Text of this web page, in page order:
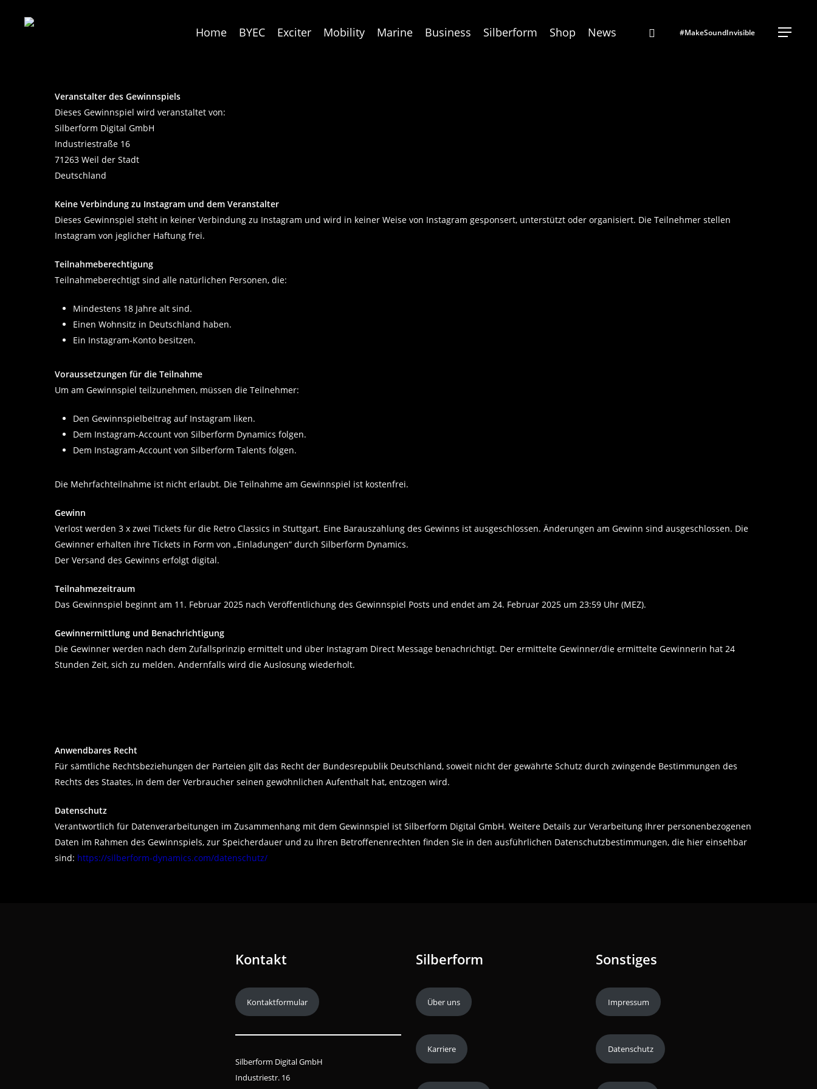
Home BYEC Exciter Mobility Marine Business Silberform Shop News instagram#MakeSoundInvisible Menu
Veranstalter des Gewinnspiels
Dieses Gewinnspiel wird veranstaltet von:
Silberform Digital GmbH
Industriestraße 16
71263 Weil der Stadt
Deutschland
Keine Verbindung zu Instagram und dem Veranstalter
Dieses Gewinnspiel steht in keiner Verbindung zu Instagram und wird in keiner Weise von Instagram gesponsert, unterstützt oder organisiert. Die Teilnehmer stellen
Instagram von jeglicher Haftung frei.
Teilnahmeberechtigung
Teilnahmeberechtigt sind alle natürlichen Personen, die:
Mindestens 18 Jahre alt sind.
Einen Wohnsitz in Deutschland haben.
Ein Instagram-Konto besitzen.
Voraussetzungen für die Teilnahme
Um am Gewinnspiel teilzunehmen, müssen die Teilnehmer:
Den Gewinnspielbeitrag auf Instagram liken.
Dem Instagram-Account von Silberform Dynamics folgen.
Dem Instagram-Account von Silberform Talents folgen.
Die Mehrfachteilnahme ist nicht erlaubt. Die Teilnahme am Gewinnspiel ist kostenfrei.
Gewinn
Verlost werden 3 x zwei Tickets für die Retro Classics in Stuttgart. Eine Barauszahlung des Gewinns ist ausgeschlossen. Änderungen am Gewinn sind ausgeschlossen. Die
Gewinner erhalten ihre Tickets in Form von „Einladungen“ durch Silberform Dynamics.
Der Versand des Gewinns erfolgt digital.
Teilnahmezeitraum
Das Gewinnspiel beginnt am 11. Februar 2025 nach Veröffentlichung des Gewinnspiel Posts und endet am 24. Februar 2025 um 23:59 Uhr (MEZ).
Gewinnermittlung und Benachrichtigung
Die Gewinner werden nach dem Zufallsprinzip ermittelt und über Instagram Direct Message benachrichtigt. Der ermittelte Gewinner/die ermittelte Gewinnerin hat 24
Stunden Zeit, sich zu melden. Andernfalls wird die Auslosung wiederholt.
Anwendbares Recht
Für sämtliche Rechtsbeziehungen der Parteien gilt das Recht der Bundesrepublik Deutschland, soweit nicht der gewährte Schutz durch zwingende Bestimmungen des
Rechts des Staates, in dem der Verbraucher seinen gewöhnlichen Aufenthalt hat, entzogen wird.
Datenschutz
Verantwortlich für Datenverarbeitungen im Zusammenhang mit dem Gewinnspiel ist Silberform Digital GmbH. Weitere Details zur Verarbeitung Ihrer personenbezogenen
Daten im Rahmen des Gewinnspiels, zur Speicherdauer und zu Ihren Betroffenenrechten finden Sie in den ausführlichen Datenschutzbestimmungen, die hier einsehbar
sind: https://silberform-dynamics.com/datenschutz/
Kontakt
Kontaktformular
Silberform Digital GmbH
Industriestr. 16
Silberform
Über uns
Karriere
Sonstiges
Impressum
Datenschutz